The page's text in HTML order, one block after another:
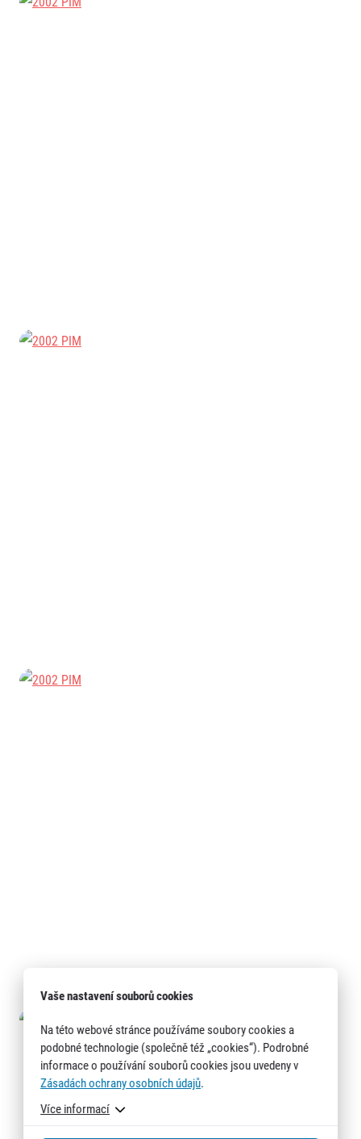
Vaše nastavení souborů cookies
Na této webové stránce používáme soubory cookies a
podobné technologie (společně též „cookies“). Podrobné
informace o používání souborů cookies jsou uvedeny v
Zásadách ochrany osobních údajů.
Více informací